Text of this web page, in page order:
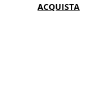
ACQUISTA